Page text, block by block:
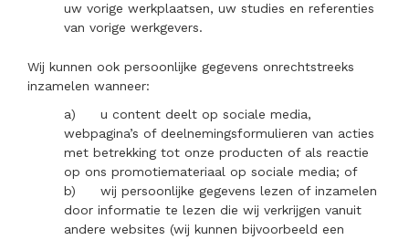
uw vorige werkplaatsen, uw studies en referenties
van vorige werkgevers.
Wij kunnen ook persoonlijke gegevens onrechtstreeks
inzamelen wanneer:
a)
u content deelt op sociale media,
webpagina’s of deelnemingsformulieren van acties
met betrekking tot onze producten of als reactie
op ons promotiemateriaal op sociale media; of
b)
wij persoonlijke gegevens lezen of inzamelen
door informatie te lezen die wij verkrijgen vanuit
andere websites (wij kunnen bijvoorbeeld een